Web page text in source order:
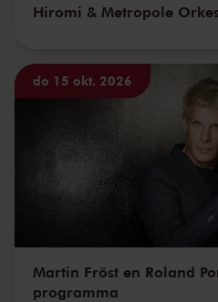
Hiromi & Metropole
do 15 okt. 2026
Martin Fröst en Roland
programma